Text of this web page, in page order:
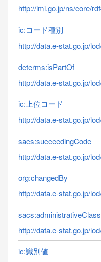
http://imi.go.jp/ns/core/
ic:コード種別
http://data.e-stat.go.jp/
dcterms:isPartOf
http://data.e-stat.go.jp/
ic:上位コード
http://data.e-stat.go.jp/
sacs:succeedingCode
http://data.e-stat.go.jp/
org:changedBy
http://data.e-stat.go.jp/
sacs:administrativeClass
http://data.e-stat.go.jp/
ic:識別値